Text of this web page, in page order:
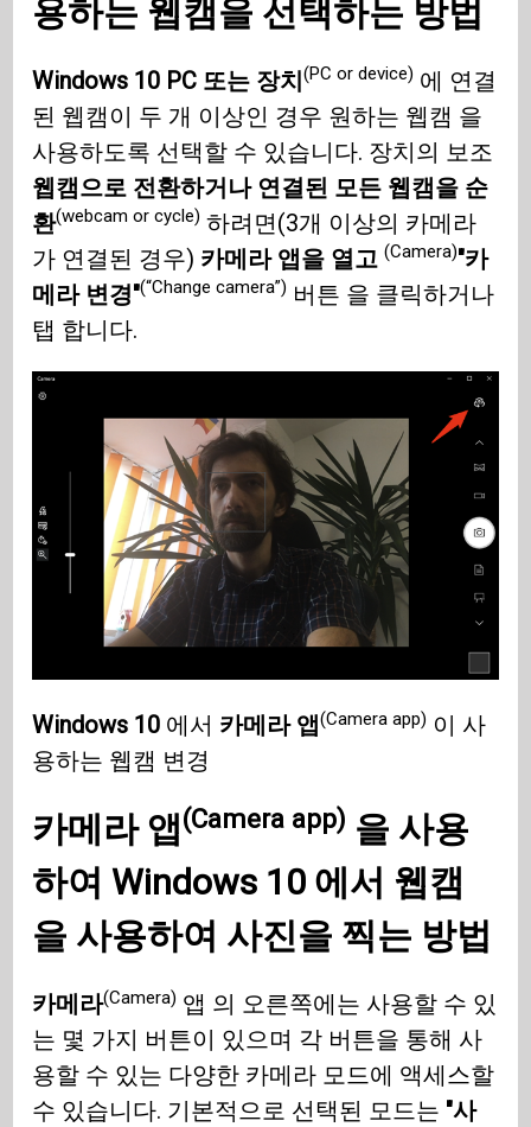
용하는 웹캠을 선택하는 방법
Windows 10 PC 또는 장치(PC or device) 에 연결
된 웹캠이 두 개 이상인 경우 원하는 웹캠 을
사용하도록 선택할 수 있습니다. 장치의 보조
웹캠으로 전환하거나 연결된 모든 웹캠을 순
환(webcam or cycle) 하려면(3개 이상의 카메라
가 연결된 경우) 카메라 앱을 열고(Camera)"카
메라 변경"(“Change camera”) 버튼 을 클릭하거나
탭 합니다.
Windows 10 에서 카메라 앱(Camera app) 이 사
용하는 웹캠 변경
카메라 앱(Camera app) 을 사용
하여Windows 10 에서 웹캠
을 사용하여 사진을 찍는 방법
카메라(Camera) 앱 의 오른쪽에는 사용할 수 있
는 몇 가지 버튼이 있으며 각 버튼을 통해 사
용할 수 있는 다양한 카메라 모드에 액세스할
수 있습니다. 기본적으로 선택된 모드는 "사